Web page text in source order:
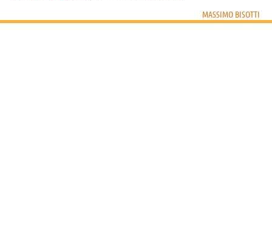
MASSIMO BISOTTI